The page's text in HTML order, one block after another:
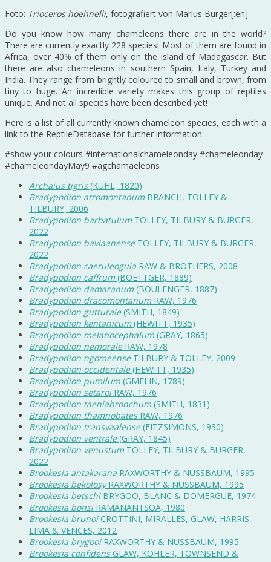
Foto: Trioceros hoehnelli, fotografiert von Marius Burger[:en]
Do you know how many chameleons there are in the world?
There are currently exactly 228 species! Most of them are found in
Africa, over 40% of them only on the island of Madagascar. But
there are also chameleons in southern Spain, Italy, Turkey and
India. They range from brightly coloured to small and brown, from
tiny to huge. An incredible variety makes this group of reptiles
unique. And not all species have been described yet!
Here is a list of all currently known chameleon species, each with a
link to the ReptileDatabase for further information:
#show your colours #internationalchameleonday #chameleonday
#chameleondayMay9 #agchamaeleons
Archaius tigris(KUHL, 1820)
Bradypodion atromontanumBRANCH, TOLLEY &
TILBURY, 2006
Bradypodion barbatulumTOLLEY, TILBURY & BURGER,
2022
Bradypodion baviaanenseTOLLEY, TILBURY & BURGER,
2022
Bradypodion caeruleogula RAW & BROTHERS, 2008
Bradypodion caffrum(BOETTGER, 1889)
Bradypodion damaranum(BOULENGER, 1887)
Bradypodion dracomontanumRAW, 1976
Bradypodion gutturale(SMITH, 1849)
Bradypodion kentanicum(HEWITT, 1935)
Bradypodion melanocephalum(GRAY, 1865)
Bradypodion nemoraleRAW, 1978
Bradypodion ngomeenseTILBURY & TOLLEY, 2009
Bradypodion occidentale(HEWITT, 1935)
Bradypodion pumilum(GMELIN, 1789)
Bradypodion setaroiRAW, 1976
Bradypodion taeniabronchum(SMITH, 1831)
Bradypodion thamnobatesRAW, 1976
Bradypodion transvaalense(FITZSIMONS, 1930)
Bradypodion ventrale(GRAY, 1845)
Bradypodion venustumTOLLEY, TILBURY & BURGER,
2022
Brookesia antakarana RAXWORTHY & NUSSBAUM, 1995
Brookesia bekolosyRAXWORTHY & NUSSBAUM, 1995
Brookesia betschiBRYGOO, BLANC & DOMERGUE, 1974
Brookesia bonsiRAMANANTSOA, 1980
Brookesia brunoiCROTTINI, MIRALLES, GLAW, HARRIS,
LIMA & VENCES, 2012
Brookesia brygooiRAXWORTHY & NUSSBAUM, 1995
Brookesia confidensGLAW, KÖHLER, TOWNSEND &